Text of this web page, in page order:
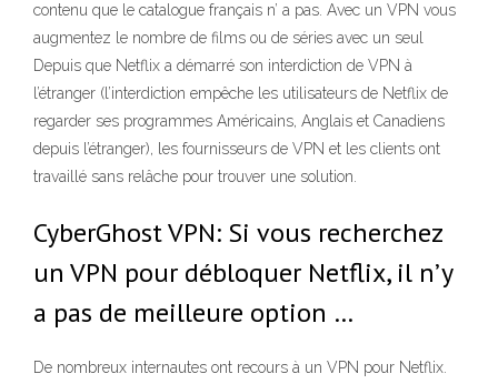
contenu que le catalogue français n’ a pas. Avec un VPN vous
augmentez le nombre de films ou de séries avec un seul
Depuis que Netflix a démarré son interdiction de VPN à
l’étranger (l’interdiction empêche les utilisateurs de Netflix de
regarder ses programmes Américains, Anglais et Canadiens
depuis l’étranger), les fournisseurs de VPN et les clients ont
travaillé sans relâche pour trouver une solution.
CyberGhost VPN: Si vous recherchez
un VPN pour débloquer Netflix, il n’y
a pas de meilleure option …
De nombreux internautes ont recours à un VPN pour Netflix.